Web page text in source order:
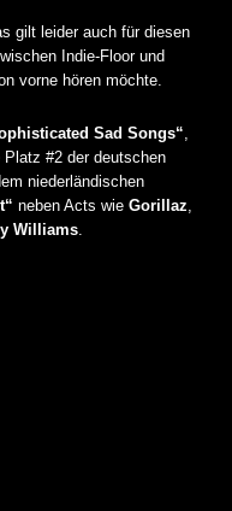
gilt leider auch für diesen
Indie-Floor und
vorne hören möchte.
Sad Songs“
#2 der deutschen
niederländischen
neben Acts wie Gorillaz
Williams